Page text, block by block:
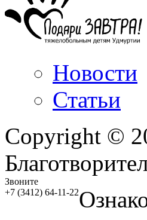
Новости
Статьи
Copyright ©
Звоните
+7 (3412) 64-11-22